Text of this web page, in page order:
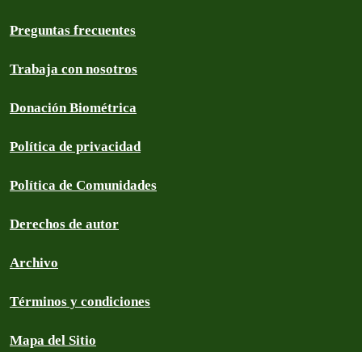
Preguntas frecuentes
Trabaja con nosotros
Donación Biométrica
Política de privacidad
Política de Comunidades
Derechos de autor
Archivo
Términos y condiciones
Mapa del Sitio